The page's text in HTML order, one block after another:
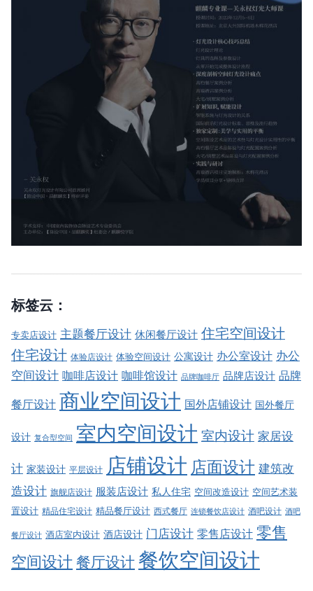
标签云：
专卖店设计 主题餐厅设计 休闲餐厅设计 住宅空间设计
住宅设计 体验店设计 体验空间设计 公寓设计 办公室设计 办公
空间设计 咖啡店设计 咖啡馆设计 品牌咖啡厅 品牌店设计 品牌
餐厅设计 商业空间设计 国外店铺设计 国外餐厅
设计 复合型空间 室内空间设计 室内设计 家居设
计 家装设计 平层设计 店铺设计 店面设计 建筑改
造设计 旗舰店设计 服装店设计 私人住宅 空间改造设计 空间艺术装
置设计 精品住宅设计 精品餐厅设计 西式餐厅 连锁餐饮店设计 酒吧设计 酒吧
餐厅设计 酒店室内设计 酒店设计 门店设计 零售店设计 零售
空间设计餐厅设计 餐饮空间设计